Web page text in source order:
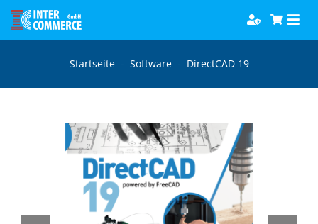
Zum
Inhalt
Startseite- Software- DirectCAD 19